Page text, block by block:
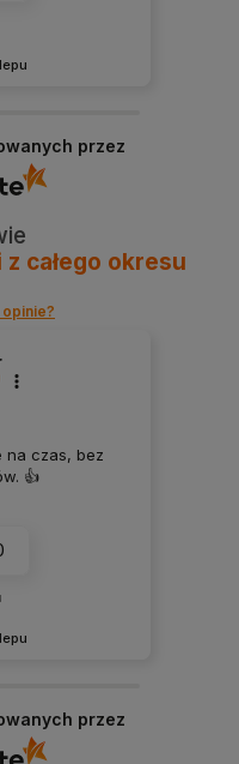
że mamy
obsługa
przez
z całego okresu
że mamy
obsługa
na czas, bez
👍️
przez